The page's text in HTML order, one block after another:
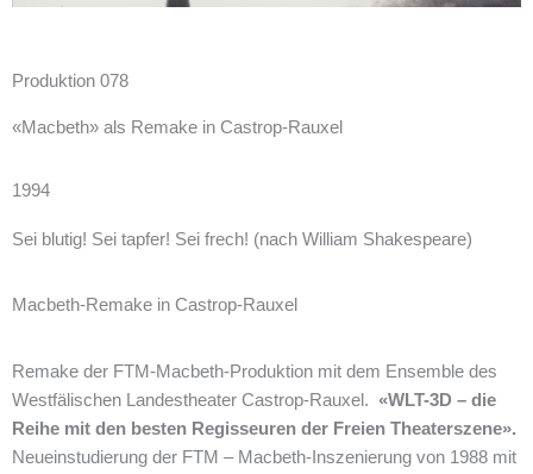
Produktion 078
«Macbeth» als Remake in Castrop-Rauxel
1994
Sei blutig! Sei tapfer! Sei frech! (nach William Shakespeare)
Macbeth-Remake in Castrop-Rauxel
Remake der FTM-Macbeth-Produktion mit dem Ensemble des
Westfälischen Landestheater Castrop-Rauxel. «WLT-3D – die
Reihe mit den besten Regisseuren der Freien Theaterszene».
Neueinstudierung der FTM – Macbeth-Inszenierung von 1988 mit